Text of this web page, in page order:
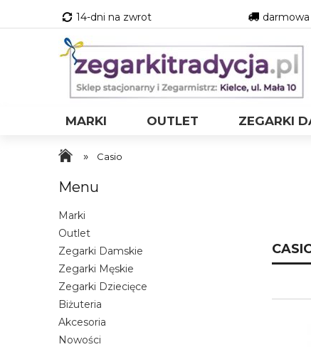
14-dni na zwrot darmowa
MARKI OUTLET ZEGARKI
» Casio
Menu
Marki
Outlet
Zegarki Damskie
Zegarki Męskie
Zegarki Dziecięce
Biżuteria
Akcesoria
Nowości